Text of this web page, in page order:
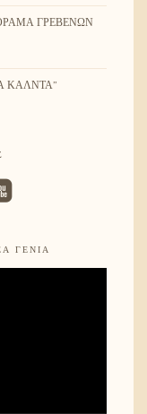
ΓΡΕΒΕΝΏΝ
ΚΆΛΝΤΑ”
ΓΕΝΙΆ